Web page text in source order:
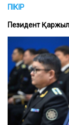
ПІКІР
Пезидент